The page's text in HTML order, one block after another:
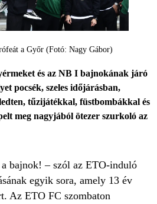
a Győr (Fotó: Nagy Gábor)
és az NB I bajnokának járó
pocsék, szeles időjárásban,
tűzijátékkal, füstbombákkal és
meg nagyjából ötezer szurkoló az
bajnok! – szól az ETO-induló
egyik sora, amely 13 év
Az ETO FC szombaton